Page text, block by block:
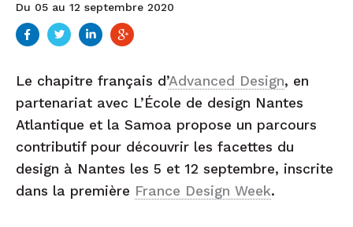
Du 05 au 12 septembre 2020
Le chapitre français d’Advanced Design, en
partenariat avec L’École de design Nantes
Atlantique et la Samoa propose un parcours
contributif pour découvrir les facettes du
design à Nantes les 5 et 12 septembre, inscrite
dans la première France Design Week.